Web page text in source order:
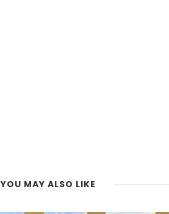
YOU MAY ALSO LIKE